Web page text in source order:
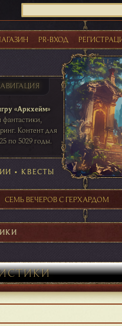
PR-ВХОД
«Аркхейм»
Контент для
по 5029 годы.
24 ПОСТОВ
• КВЕСТЫ
СЕМЬ ВЕЧЕРОВ С ГЕРХАРДОМ